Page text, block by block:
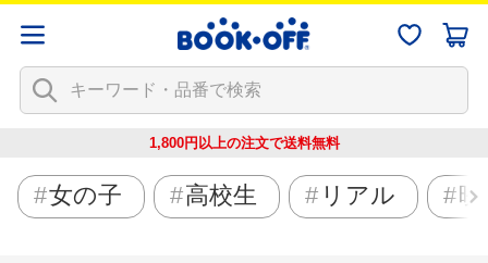
1,800円以上の注文で送料無料
女の子 高校生 リアル